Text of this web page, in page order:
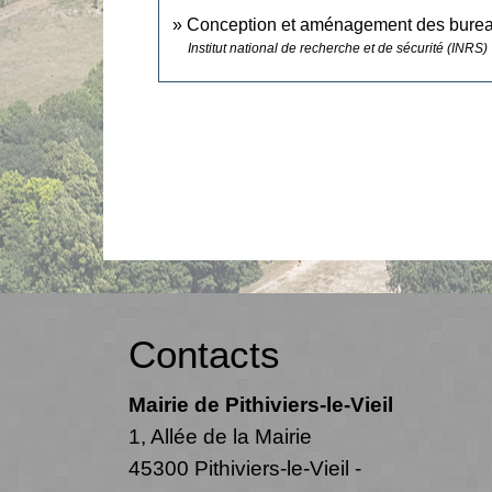
Conception et aménagement des
Institut national de recherche et de sécurité (INRS)
Contacts
Mairie de Pithiviers-le-Vieil
1, Allée de la Mairie
45300 Pithiviers-le-Vieil -